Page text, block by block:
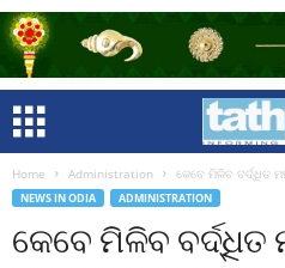
Home Administration କେବେ ମିଳିବ ବର୍ଦ୍ଧିତ
NEWS IN ODIA ADMINISTRATION
କେବେ ମିଳିବ ବର୍ଦ୍ଧିତ